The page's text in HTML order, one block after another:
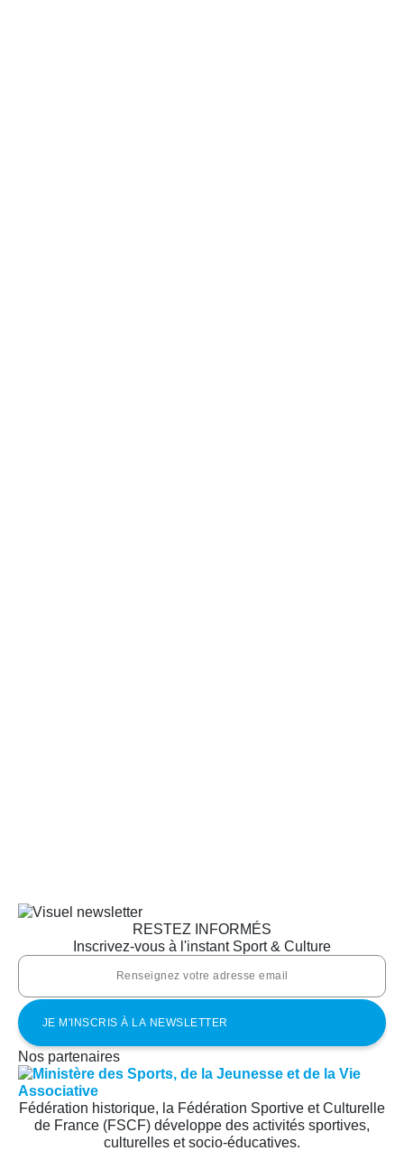
RESTEZ INFORMÉS
Inscrivez-vous à l'instant Sport & Culture
Nos partenaires
Fédération historique, la Fédération Sportive et Culturelle
de France (FSCF) développe des activités sportives,
culturelles et socio-éducatives.